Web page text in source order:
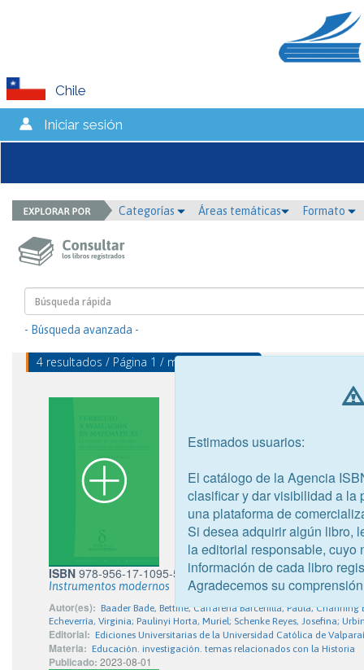
Chile
Iniciar sesión
Categorías Áreas temáticas Formato
- Búsqueda avanzada -
4 resultados / Página 1 / mostrando 1 - 4
ISBN 978-956-17-1095-5
Instrumentos modernos
Autor(es): Baader Bade, Bettine; Caffarena Barcenilla, Paula;
Echeverría, Virginia; Paulinyi Horta, Muriel; Schenke Reyes, Josefina;
Editorial: Ediciones Universitarias de la Universidad Católica de
Materia: Educación. investigación. temas relacionados con la Historia
Publicado: 2023-08-01
Estimados usuarios:
El catálogo de la Agencia
clasificar y dar visibilidad a la
una plataforma de
Si desea adquirir algún libro,
la editorial responsable, cuyo
información de cada libro
Agradecemos su